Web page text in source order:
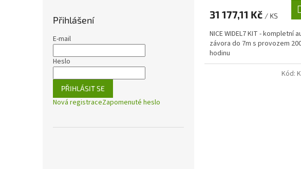
Přihlášení
E-mail
Heslo
PŘIHLÁSIT SE
Nová registraceZapomenuté heslo
31 177,11 Kč / KS
NICE WIDEL7 KIT - kompletní
závora do 7m s provozem
hodinu
Kód: